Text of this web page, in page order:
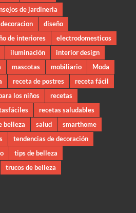
de jardineria
decoracion
diseño
de interiores
electrodomesticos
iluminación
interior design
mascotas mobiliario
Moda
receta de postres
receta fácil
los niños
recetas
recetas saludables
belleza salud
smarthome
tendencias de decoración
tips de belleza
trucos de belleza